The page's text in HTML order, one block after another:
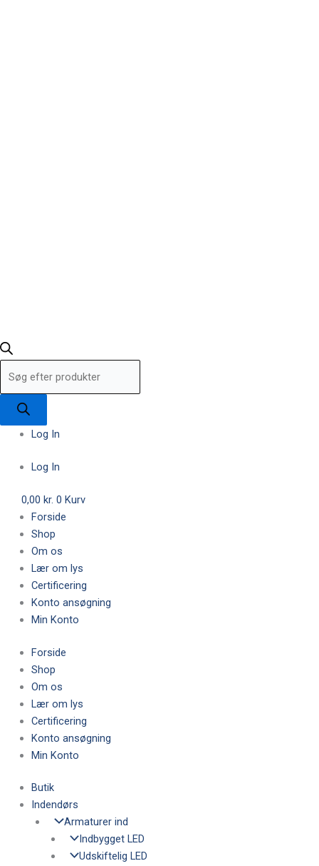
Log In
Log In
0,00 kr. 0 Kurv
Forside
Shop
Om os
Lær om lys
Certificering
Konto ansøgning
Min Konto
Forside
Shop
Om os
Lær om lys
Certificering
Konto ansøgning
Min Konto
Butik
Indendørs
Armaturer ind
Indbygget LED
Udskiftelig LED